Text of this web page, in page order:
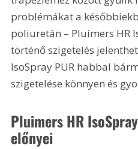
problémákat a
poliuretán – Pluimers HR
történő szigetelés
IsoSpray PUR habbal
szigetelése könnyen és
Pluimers HR
előnyei